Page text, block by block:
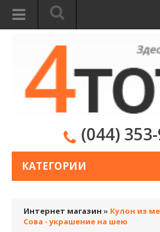
(044)
КАТЕГОРИИ
Интернет магазин » Кулон из
Сова - украшение на шею